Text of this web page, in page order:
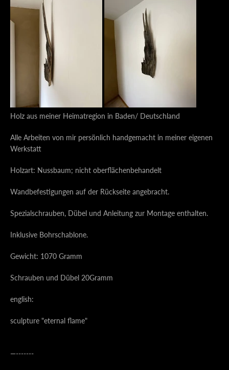
Holz aus meiner Heimatregion in Baden/ Deutschland
Alle Arbeiten von mir persönlich handgemacht in meiner eigenen
Werkstatt
Holzart: Nussbaum; nicht oberflächenbehandelt
Wandbefestigungen auf der Rückseite angebracht.
Spezialschrauben, Dübel und Anleitung zur Montage enthalten.
Inklusive Bohrschablone.
Gewicht: 1070 Gramm
Schrauben und Dübel 20Gramm
english:
sculpture "eternal flame"
—-------